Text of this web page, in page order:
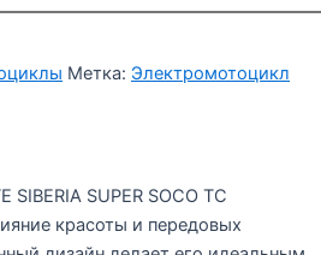
Метка: Электромотоцикл
SUPER SOCO TC
красоты и передовых